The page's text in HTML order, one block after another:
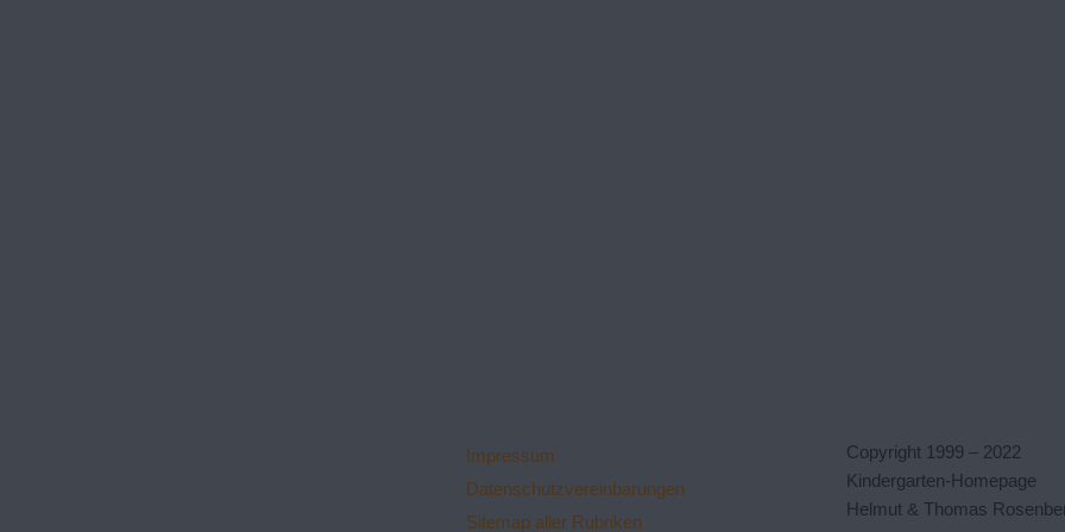
Impressum
Datenschutzvereinbarungen
Sitemap aller Rubriken
Copyright 1999 – 2022
Kindergarten-Homepage
Helmut & Thomas